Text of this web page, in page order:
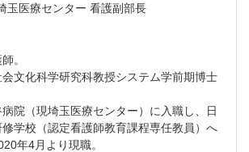
玉医療センター 看護副部長
。
文化科学研究科教授システム学前期博士
院（現埼玉医療センター）に入職し、日
学校（認定看護師教育課程専任教員）へ
年4月より現職。